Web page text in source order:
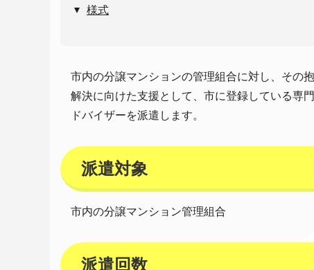
様式
市内の分譲マンションの管理組合に対し、その
解決に向けた支援として、市に登録している専
ドバイザーを派遣します。
派遣対象
市内の分譲マンション管理組合
派遣回数